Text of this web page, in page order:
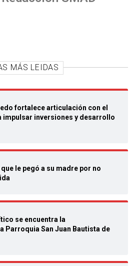
MÁS LEIDAS
fortalece articulación con el
impulsar inversiones y desarrollo
le pegó a su madre por no
se encuentra la
Parroquia San Juan Bautista de